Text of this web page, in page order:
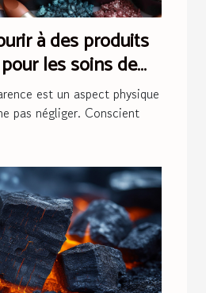
à des produits
les soins de
est un aspect physique
pas négliger. Conscient